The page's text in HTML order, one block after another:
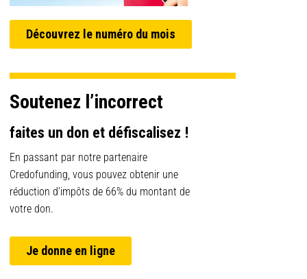
Découvrez le numéro du mois
Soutenez l’incorrect
faites un don et défiscalisez !
En passant par notre partenaire
Credofunding, vous pouvez obtenir une
réduction d’impôts de 66% du montant de
votre don.
Je donne en ligne